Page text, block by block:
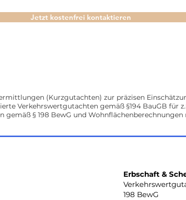
Jetzt kostenfrei kontaktieren
(Kurzgutachten) zur präzisen
Verkehrswertgutachten gemäß §194 BauGB für
gemäß § 198 BewG und
Erbschaft &
198 BewG